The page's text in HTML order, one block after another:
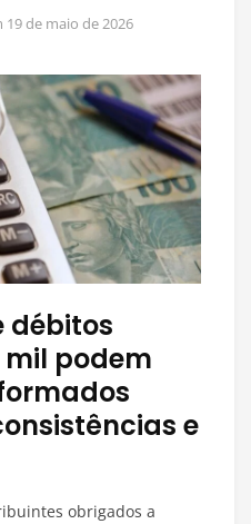
19 de maio de 2026
débitos
mil podem
e
obrigados a